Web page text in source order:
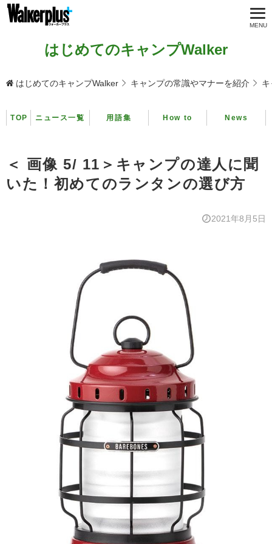
はじめてのキャンプWalker
はじめてのキャンプWalker キャンプの常識やマナーを紹介
TOP ニュース一覧 用語集 How to News
＜ 画像 5/ 11＞キャンプの達人に聞
いた！初めてのランタンの選び方
2021年8月5日